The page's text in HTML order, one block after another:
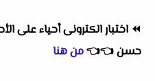
⏪ اختبار الكترونى أحياء على
حسن👈
👈من هنا